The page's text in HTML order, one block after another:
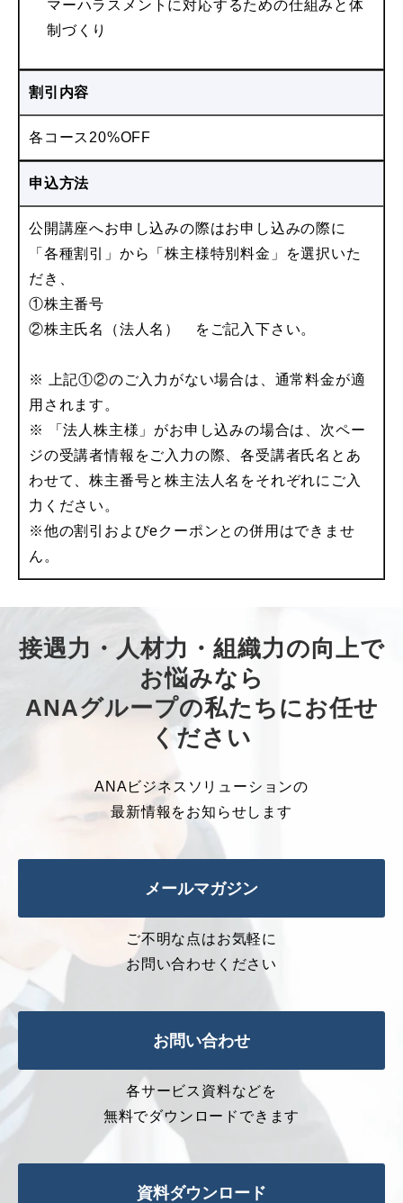
マーハラスメントに対応するための仕組みと体
制づくり
割引内容
各コース20%OFF
申込方法
公開講座へお申し込みの際はお申し込みの際に
「各種割引」から「株主様特別料金」を選択いた
だき、
①株主番号
②株主氏名（法人名） をご記入下さい。
※ 上記①②のご入力がない場合は、通常料金が適
用されます。
※ 「法人株主様」がお申し込みの場合は、次ペー
ジの受講者情報をご入力の際、各受講者氏名とあ
わせて、株主番号と株主法人名をそれぞれにご入
力ください。
※他の割引およびeクーポンとの併用はできませ
ん。
接遇力・人材力・組織力の向上で
お悩みなら
ANAグループの私たちにお任せ
ください
ANAビジネスソリューションの
最新情報をお知らせします
メールマガジン
ご不明な点はお気軽に
お問い合わせください
お問い合わせ
各サービス資料などを
無料でダウンロードできます
資料ダウンロード